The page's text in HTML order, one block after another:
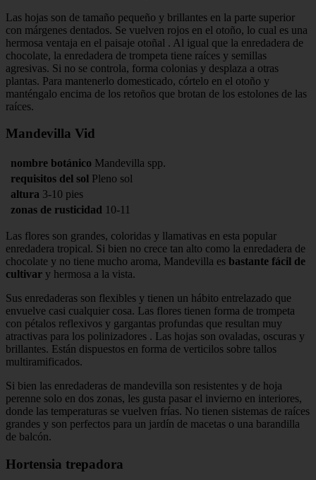
Las hojas son de tamaño pequeño y brillantes en la parte superior
con márgenes dentados. Se vuelven rojos en el otoño, lo cual es una
hermosa ventaja en el paisaje otoñal . Al igual que la enredadera de
chocolate, la enredadera de trompeta tiene raíces y semillas
agresivas. Si no se controla, forma colonias y desplaza a otras
plantas. Para mantenerlo domesticado, córtelo en el otoño y
manténgalo encima de los retoños que brotan de los estolones de las
raíces.
Mandevilla Vid
nombre botánico Mandevilla spp.
requisitos del sol Pleno sol
altura 3-10 pies
zonas de rusticidad 10-11
Las flores son grandes, coloridas y llamativas en esta popular
enredadera tropical. Si bien no crece tan alto como la enredadera de
chocolate y no tiene mucho aroma, Mandevilla es bastante fácil de
cultivar y hermosa a la vista.
Sus enredaderas son flexibles y tienen un hábito entrelazado que
envuelve casi cualquier cosa. Las flores tienen forma de trompeta
con pétalos reflexivos y gargantas profundas que resultan muy
atractivas para los polinizadores . Las hojas son ovaladas, oscuras y
brillantes. Están dispuestos en forma de verticilos sobre tallos
multiramificados.
Si bien las enredaderas de mandevilla son resistentes y de hoja
perenne solo en dos zonas, les gusta pasar el invierno en interiores,
donde las temperaturas se vuelven frías. No tienen sistemas de raíces
grandes y son perfectos para un jardín de macetas o una barandilla
de balcón.
Hortensia trepadora